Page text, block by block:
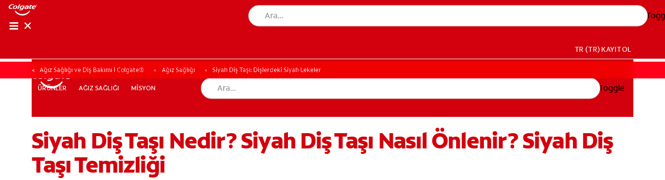
ÜRÜNLER AĞIZ SAĞLIĞI MİSYON
TR (TR) KAYIT OL
TR (TR) KAYIT OL
ÜRÜNLER AĞIZ SAĞLIĞI MİSYON Toggle
Ağız Sağlığı ve Diş Bakımı | Colgate® Ağız Sağlığı Siyah Diş Taşı: Dişlerdeki Siyah Lekeler
Siyah Diş Taşı Nedir? Siyah Diş Taşı Nasıl Önlenir? Siyah Diş
Taşı Temizliği